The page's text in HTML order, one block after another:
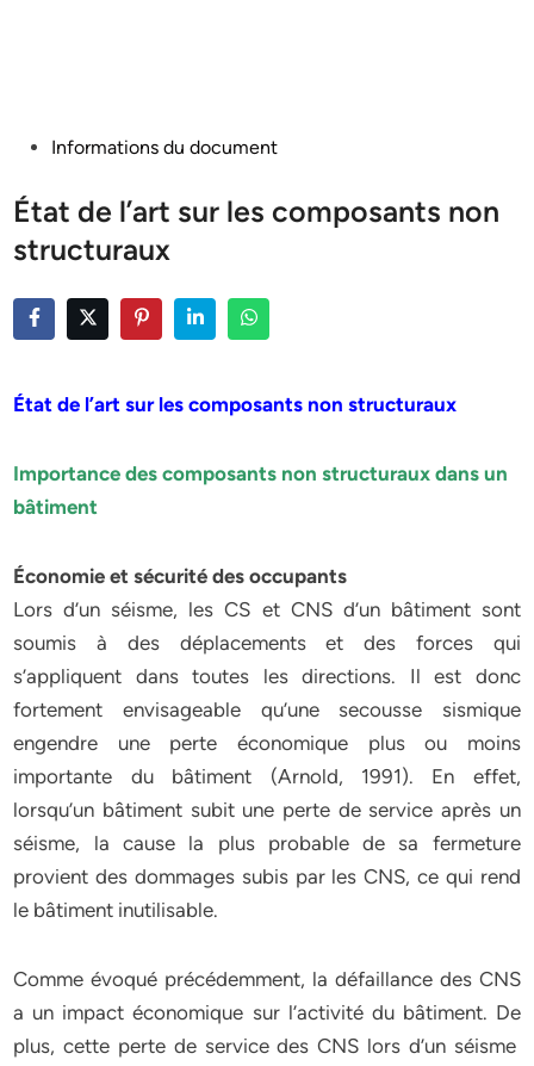
PostedInformations du document
État de l’art sur les composants non
structuraux
État de l’art sur les composants non structuraux
Importance des composants non structuraux dans un
bâtiment
Économie et sécurité des occupants
Lors d’un séisme, les CS et CNS d’un bâtiment sont
soumis à des déplacements et des forces qui
s’appliquent dans toutes les directions. Il est donc
fortement envisageable qu’une secousse sismique
engendre une perte économique plus ou moins
importante du bâtiment (Arnold, 1991). En effet,
lorsqu’un bâtiment subit une perte de service après un
séisme, la cause la plus probable de sa fermeture
provient des dommages subis par les CNS, ce qui rend
le bâtiment inutilisable.
Comme évoqué précédemment, la défaillance des CNS
a un impact économique sur l’activité du bâtiment. De
plus, cette perte de service des CNS lors d’un séisme